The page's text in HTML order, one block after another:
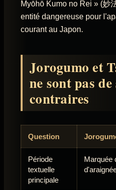
Myōhō Kumo no Rei » (妙
entité dangereuse pour
courant au Japon.
Jorogumo et
ne sont pas
contraires
Question
Période
textuelle
principale
Marquée